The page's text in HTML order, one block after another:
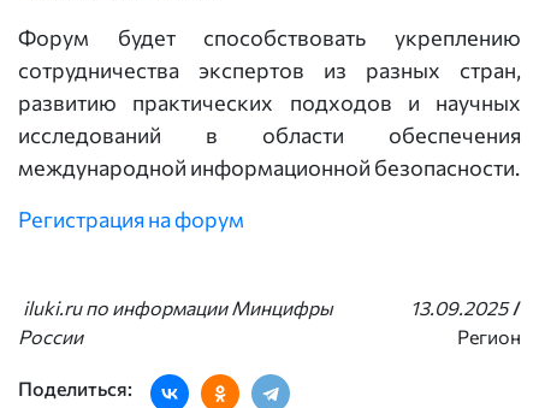
Форум будет способствовать укреплению
сотрудничества экспертов из разных стран,
развитию практических подходов и научных
исследований в области обеспечения
международной информационной безопасности.
Регистрация на форум
iluki.ru по информации Минцифры
России
13.09.2025 /
Регион
Поделиться: